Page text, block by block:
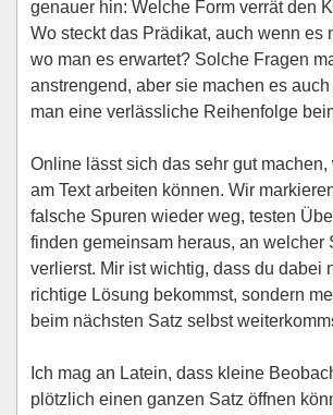
genauer hin: Welche Form verrät den
Wo steckt das Prädikat, auch wenn es
wo man es erwartet? Solche Fragen
anstrengend, aber sie machen es
man eine verlässliche Reihenfolge
Online lässt sich das sehr gut
am Text arbeiten können. Wir
falsche Spuren wieder weg, testen
finden gemeinsam heraus, an welcher
verlierst. Mir ist wichtig, dass du dabei
richtige Lösung bekommst, sondern
beim nächsten Satz selbst
Ich mag an Latein, dass kleine
plötzlich einen ganzen Satz öffnen